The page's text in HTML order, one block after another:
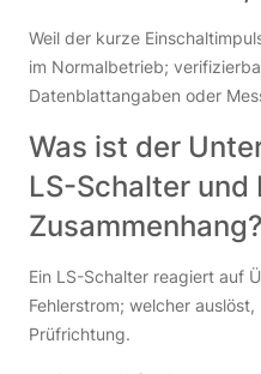
Weil der kurze
im Normalbetrieb;
Datenblattangaben oder
Was ist der
LS-Schalter und
Zusammenhang?
Ein LS-Schalter reagiert auf
Fehlerstrom; welcher
Prüfrichtung.